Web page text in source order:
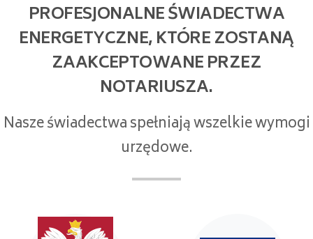
PROFESJONALNE ŚWIADECTWA
ENERGETYCZNE, KTÓRE ZOSTANĄ
ZAAKCEPTOWANE PRZEZ
NOTARIUSZA.
Nasze świadectwa spełniają wszelkie wymogi
urzędowe.